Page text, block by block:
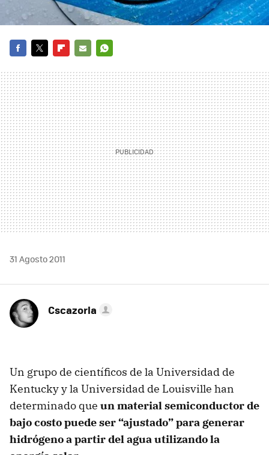
MAIL
31 Agosto 2011
Cscazorla
Un grupo de científicos de la Universidad de
Kentucky y la Universidad de Louisville han
determinado que un material semiconductor de
bajo costo puede ser “ajustado” para generar
hidrógeno a partir del agua utilizando la